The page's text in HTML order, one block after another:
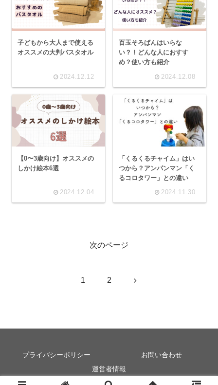
子どもから大人まで使える
オススメの大判バスタオル
2024.12.12
百玉そろばんはいらな
い？！どんな人におすす
め？使い方も紹介
2024.12.08
【0〜3歳向け】オススメの
しかけ絵本6選
2024.12.04
「くるくるチャイム」はい
つから？アンパンマン「く
るコロタワー」との違い
2024.11.30
次のページ
1 2 次
プライバシーポリシー
お問い合わせ
運営者情報